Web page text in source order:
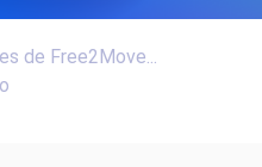
de Free2Move...